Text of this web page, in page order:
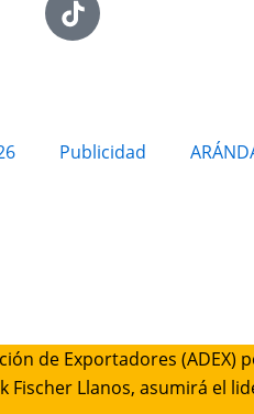
Publicidad
de Exportadores
Llanos, asumirá el